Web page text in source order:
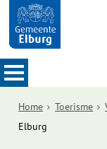
Home Toerisme
Elburg